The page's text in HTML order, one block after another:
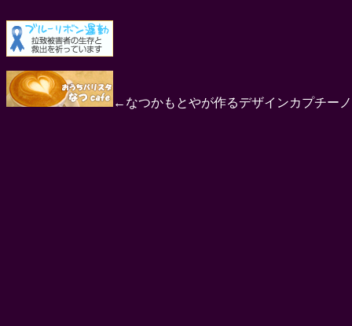
←なつかもとやが作るデザインカプチー